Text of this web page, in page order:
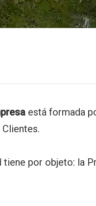
está formada
tiene por objeto: la